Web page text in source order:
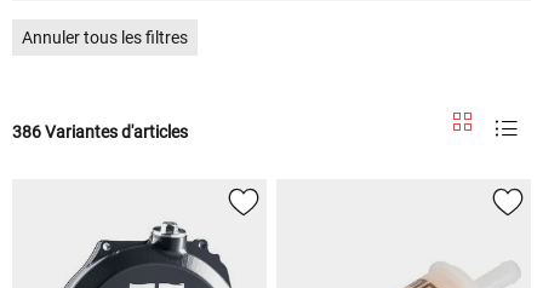
Annuler tous les filtres
386 Variantes d'articles